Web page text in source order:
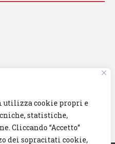
utilizza cookie propri e
statistiche,
Cliccando “Accetto”
dei sopracitati cookie,